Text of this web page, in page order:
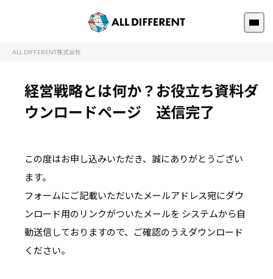
ALL DIFFERENT株式会社
経営戦略とは何か？お役立ち資料ダ
ウンロードページ 送信完了
この度はお申し込みいただき、誠にありがとうござい
ます。
フォームにご記載いただいたメールアドレス宛にダウ
ンロード用のリンクがついたメールを システムから自
動送信しておりますので、ご確認のうえダウンロード
ください。